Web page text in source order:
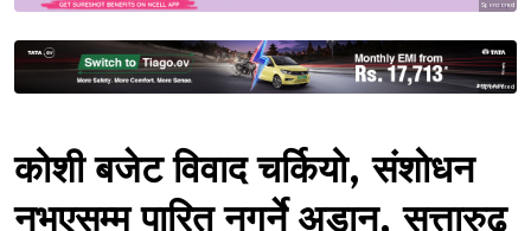
Sponsored
Sponsored
कोशी बजेट विवाद चर्कियो, संशोधन
नभएसम्म पारित नगर्ने अडान, सत्तारुढ